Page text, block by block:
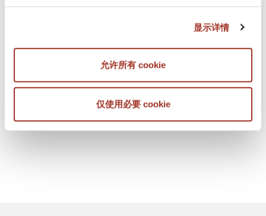
显示详情
允许所有 cookie
仅使用必要 cookie
要减少污染或造成更少的伤害，而是可以真
可持续发展词汇表